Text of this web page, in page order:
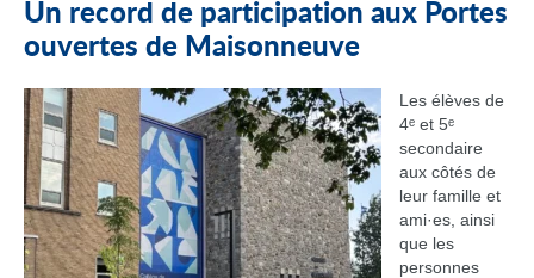
Un record de participation aux Portes
ouvertes de Maisonneuve
Les élèves de
4ᵉ et 5ᵉ
secondaire
aux côtés de
leur famille et
ami·es, ainsi
que les
personnes